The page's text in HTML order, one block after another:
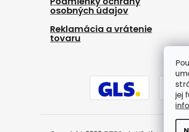
jej
osobných údajov
Reklamácia a vrátenie
tovaru